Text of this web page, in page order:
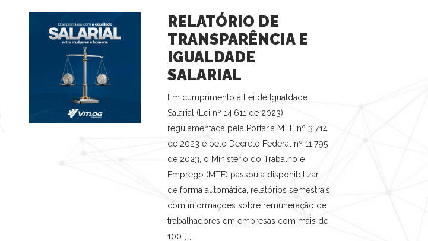
RELATÓRIO DE
TRANSPARÊNCIA E
IGUALDADE
SALARIAL
Em cumprimento à Lei de Igualdade
Salarial (Lei nº 14.611 de 2023),
regulamentada pela Portaria MTE nº 3.714
de 2023 e pelo Decreto Federal nº 11.795
de 2023, o Ministério do Trabalho e
Emprego (MTE) passou a disponibilizar,
de forma automática, relatórios semestrais
com informações sobre remuneração de
trabalhadores em empresas com mais de
100 […]